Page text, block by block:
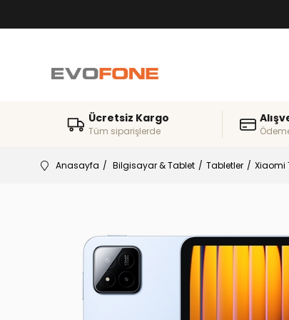
Ücretsiz Kargo
Tüm siparişlerde
Anasayfa Bilgisayar & Tablet Tabletler Xiaomi